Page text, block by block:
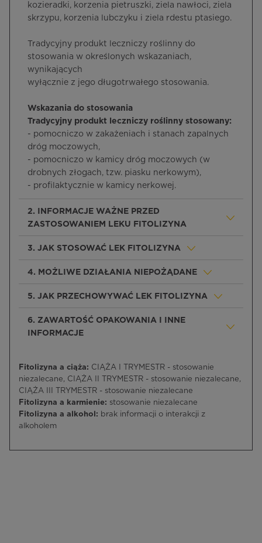
kozieradki, korzenia pietruszki, ziela nawłoci, ziela
skrzypu, korzenia lubczyku i ziela rdestu ptasiego.
Tradycyjny produkt leczniczy roślinny do
stosowania w określonych wskazaniach,
wynikających
wyłącznie z jego długotrwałego stosowania.
Wskazania do stosowania
Tradycyjny produkt leczniczy roślinny stosowany:
- pomocniczo w zakażeniach i stanach zapalnych
dróg moczowych,
- pomocniczo w kamicy dróg moczowych (w
drobnych złogach, tzw. piasku nerkowym),
- profilaktycznie w kamicy nerkowej.
2. INFORMACJE WAŻNE PRZED
ZASTOSOWANIEM LEKU FITOLIZYNA
3. JAK STOSOWAĆ LEK FITOLIZYNA
4. MOŻLIWE DZIAŁANIA NIEPOŻĄDANE
5. JAK PRZECHOWYWAĆ LEK FITOLIZYNA
6. ZAWARTOŚĆ OPAKOWANIA I INNE
INFORMACJE
Fitolizyna a ciąża: CIĄŻA I TRYMESTR - stosowanie
niezalecane, CIĄŻA II TRYMESTR - stosowanie niezalecane,
CIĄŻA III TRYMESTR - stosowanie niezalecane
Fitolizyna a karmienie: stosowanie niezalecane
Fitolizyna a alkohol: brak informacji o interakcji z
alkoholem